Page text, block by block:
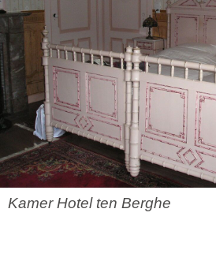
Kamer Hotel ten Berghe